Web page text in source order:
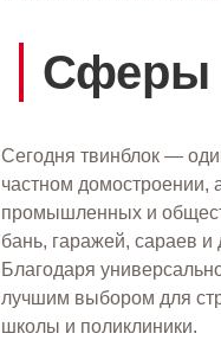
Сферы
Сегодня твинблок —
частном домостроении,
промышленных и
бань, гаражей, сараев и
Благодаря
лучшим выбором для
школы и поликлиники.